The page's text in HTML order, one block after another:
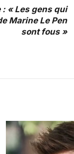
« Les gens qui
Marine Le Pen
sont fous »